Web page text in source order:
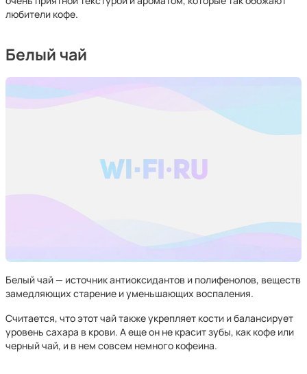
любители кофе.
Белый чай
Белый чай — источник антиоксидантов и полифенолов, веществ
замедляющих старение и уменьшающих воспаления.
Считается, что этот чай также укрепляет кости и балансирует
уровень сахара в крови. А еще он не красит зубы, как кофе или
черный чай, и в нем совсем немного кофеина.